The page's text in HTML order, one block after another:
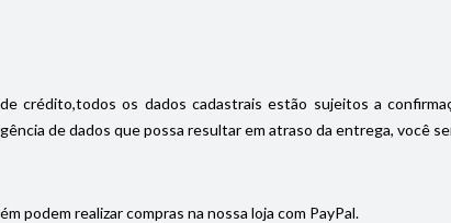
crédito,todos os dados cadastrais estão sujeitos a
de dados que possa resultar em atraso da entrega, você
podem realizar compras na nossa loja com PayPal.